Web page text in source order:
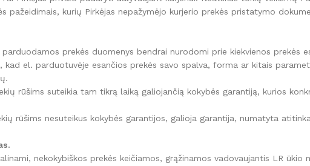
pažeidimais, kurių Pirkėjas nepažymėjo kurjerio prekės pristatymo
parduodamos prekės duomenys bendrai nurodomi prie kiekvienos prekės
kad el. parduotuvėje esančios prekės savo spalva, forma ar kitais
rūšims suteikia tam tikrą laiką galiojančią kokybės garantiją, kurios
rūšims nesuteikus kokybės garantijos, galioja garantija, numatyta
nekokybiškos prekės keičiamos, grąžinamos vadovaujantis LR